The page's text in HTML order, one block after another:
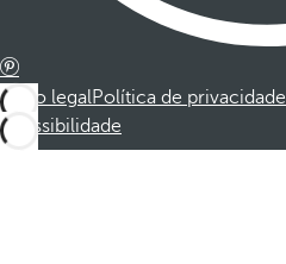
Aviso legalPolítica de privacidade
Acessibilidade